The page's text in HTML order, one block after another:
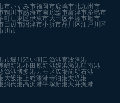
市いすみ市福岡市鹿嶋市北九州市
鴨川市熱海市南房総市富津市糸島市
町江東区伊東市大田区平塚市旭市
田辺市沼津市小浜市品川区江戸川区
川市
市堀川沿い 間口漁港育波漁港
嶋新港小田原新港姪浜漁港印南港
漁港博多港カモメ広場前明石港
大飯港 上総湊港寺泊港大洗港
網代港高浜港平塚新港大井漁港